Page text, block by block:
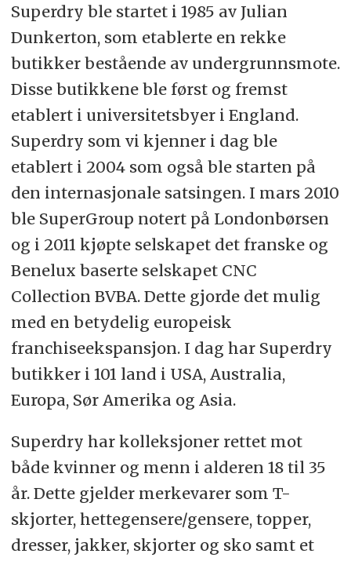
Superdry ble startet i 1985 av Julian
Dunkerton, som etablerte en rekke
butikker bestående av undergrunnsmote.
Disse butikkene ble først og fremst
etablert i universitetsbyer i England.
Superdry som vi kjenner i dag ble
etablert i 2004 som også ble starten på
den internasjonale satsingen. I mars 2010
ble SuperGroup notert på Londonbørsen
og i 2011 kjøpte selskapet det franske og
Benelux baserte selskapet CNC
Collection BVBA. Dette gjorde det mulig
med en betydelig europeisk
franchiseekspansjon. I dag har Superdry
butikker i 101 land i USA, Australia,
Europa, Sør Amerika og Asia.
Superdry har kolleksjoner rettet mot
både kvinner og menn i alderen 18 til 35
år. Dette gjelder merkevarer som T-
skjorter, hettegensere/gensere, topper,
dresser, jakker, skjorter og sko samt et